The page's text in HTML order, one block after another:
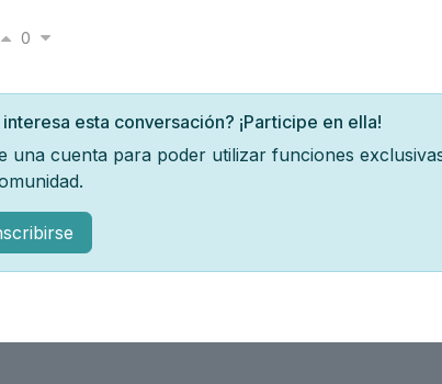
0
esta conversación? ¡Participe en ella!
una cuenta para poder utilizar funciones